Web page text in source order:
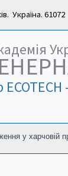
Україна. 61072
у харчовій